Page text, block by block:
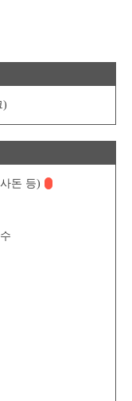
니다. 비트코인과 이더
리하게 거래하실 수
대 1억 받아 가세요!(
일부터 진행중이다. 이
처음인 친구를 초대
)
돈 등)